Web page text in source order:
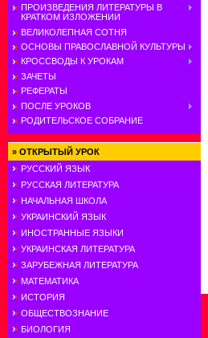
ПРОИЗВЕДЕНИЯ ЛИТЕРАТУРЫ В
КРАТКОМ ИЗЛОЖЕНИИ
ВЕЛИКОЛЕПНАЯ СОТНЯ
ОСНОВЫ ПРАВОСЛАВНОЙ КУЛЬТУРЫ
КРОССВОДЫ К УРОКАМ
ЗАЧЕТЫ
РЕФЕРАТЫ
ПОСЛЕ УРОКОВ
РОДИТЕЛЬСКОЕ СОБРАНИЕ
» ОТКРЫТЫЙ УРОК
РУССКИЙ ЯЗЫК
РУССКАЯ ЛИТЕРАТУРА
НАЧАЛЬНАЯ ШКОЛА
УКРАИНСКИЙ ЯЗЫК
ИНОСТРАННЫЕ ЯЗЫКИ
УКРАИНСКАЯ ЛИТЕРАТУРА
ЗАРУБЕЖНАЯ ЛИТЕРАТУРА
МАТЕМАТИКА
ИСТОРИЯ
ОБЩЕСТВОЗНАНИЕ
БИОЛОГИЯ